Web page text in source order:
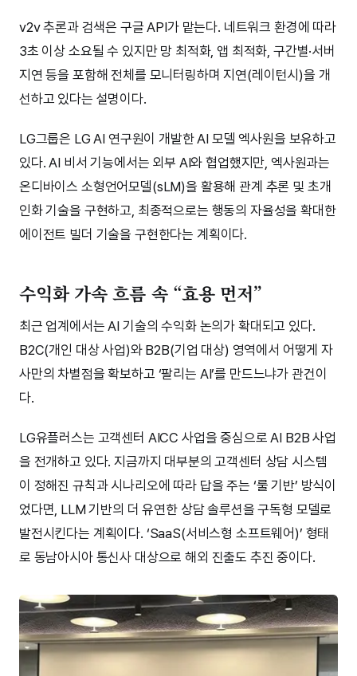
v2v 추론과 검색은 구글 API가 맡는다. 네트워크 환경에 따라
3초 이상 소요될 수 있지만 망 최적화, 앱 최적화, 구간별·서버
지연 등을 포함해 전체를 모니터링하며 지연(레이턴시)을 개
선하고 있다는 설명이다.
LG그룹은 LG AI 연구원이 개발한 AI 모델 엑사원을 보유하고
있다. AI 비서 기능에서는 외부 AI와 협업했지만, 엑사원과는
온디바이스 소형언어모델(sLM)을 활용해 관계 추론 및 초개
인화 기술을 구현하고, 최종적으로는 행동의 자율성을 확대한
에이전트 빌더 기술을 구현한다는 계획이다.
수익화 가속 흐름 속 “효용 먼저”
최근 업계에서는 AI 기술의 수익화 논의가 확대되고 있다.
B2C(개인 대상 사업)와 B2B(기업 대상) 영역에서 어떻게 자
사만의 차별점을 확보하고 ‘팔리는 AI’를 만드느냐가 관건이
다.
LG유플러스는 고객센터 AICC 사업을 중심으로 AI B2B 사업
을 전개하고 있다. 지금까지 대부분의 고객센터 상담 시스템
이 정해진 규칙과 시나리오에 따라 답을 주는 ‘룰 기반’ 방식이
었다면, LLM 기반의 더 유연한 상담 솔루션을 구독형 모델로
발전시킨다는 계획이다. ‘SaaS(서비스형 소프트웨어)’ 형태
로 동남아시아 통신사 대상으로 해외 진출도 추진 중이다.